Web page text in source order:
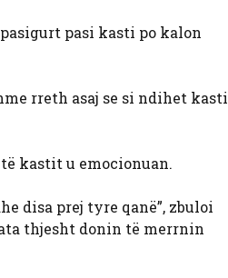
pasi kasti po kalon
rreth asaj se si ndihet kasti
kastit u emocionuan.
disa prej tyre qanë”, zbuloi
thjesht donin të merrnin